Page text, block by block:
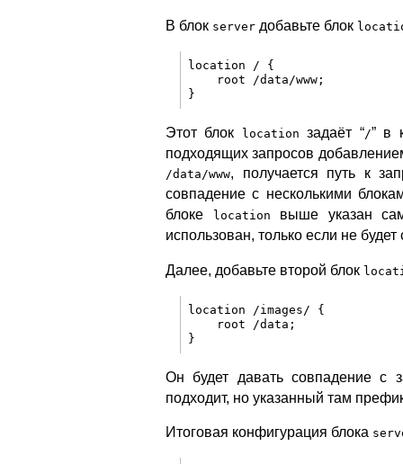
В блок server добавьте блок
location / {
    root /data/www;
Этот блок location задаёт “/” в
подходящих запросов
/data/www, получается путь к
совпадение с несколькими
блоке
location
выше указан
использован, только если не
Далее, добавьте второй блок
location /images/ {
    root /data;
Он будет давать совпадение с
подходит, но указанный там
Итоговая конфигурация блока